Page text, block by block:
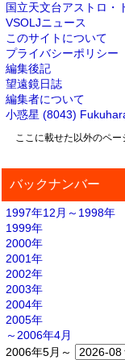
国立天文台アストロ・
VSOLJニュース
このサイトについて
プライバシーポリシー
編集後記
望遠鏡日誌
編集者について
小惑星 (8043)
ここに載せた以外のペー
バックナンバー
1997年12月～1998年
1999年
2000年
2001年
2002年
2003年
2004年
2005年
～2006年4月
2006年5月～